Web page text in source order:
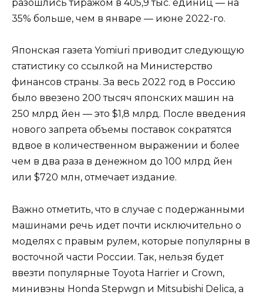
разошлись тиражом в 405,9 тыс. единиц — на
35% больше, чем в январе — июне 2022-го.
Японская газета Yomiuri приводит следующую
статистику со ссылкой на Министерство
финансов страны. За весь 2022 год в Россию
было ввезено 200 тысяч японских машин на
250 млрд йен — это $1,8 млрд. После введения
нового запрета объемы поставок сократятся
вдвое в количественном выражении и более
чем в два раза в денежном до 100 млрд йен
или $720 млн, отмечает издание.
Важно отметить, что в случае с подержанными
машинами речь идет почти исключительно о
моделях с правым рулем, которые популярны в
восточной части России. Так, нельзя будет
ввезти популярные Toyota Harrier и Crown,
минивэны Honda Stepwgn и Mitsubishi Delica, а